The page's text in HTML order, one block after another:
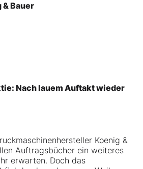
& Bauer
Nach lauem Auftakt wieder
Koenig &
Auftragsbücher ein weiteres
erwarten. Doch das